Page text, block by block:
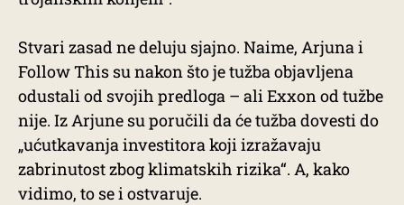
Stvari zasad ne deluju sjajno. Naime, Arjuna i
Follow This su nakon što je tužba objavljena
odustali od svojih predloga – ali Exxon od tužbe
nije. Iz Arjune su poručili da će tužba dovesti do
„ućutkavanja investitora koji izražavaju
zabrinutost zbog klimatskih rizika“. A, kako
vidimo, to se i ostvaruje.